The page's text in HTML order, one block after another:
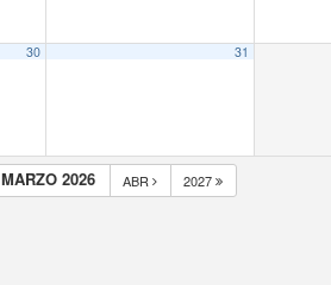
30 31
MARZO 2026 ABR 2027